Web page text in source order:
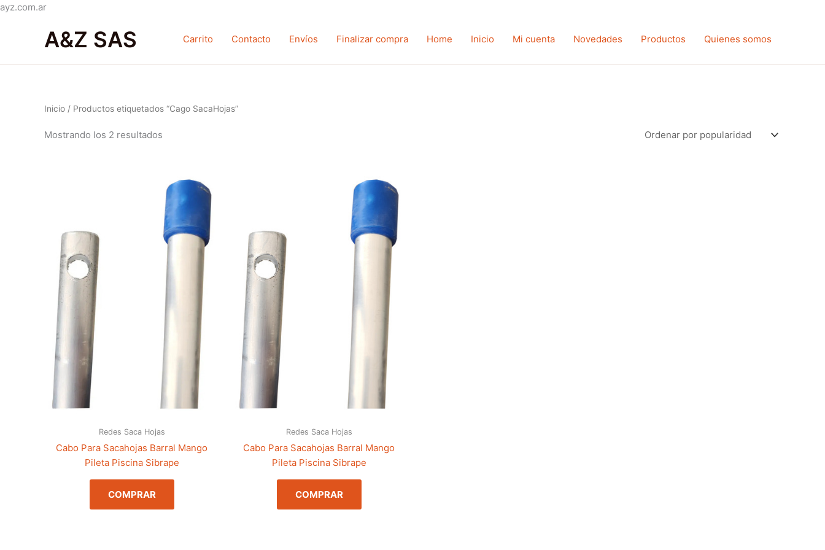
ayz.com.arIr
contenido
A&Z SAS Carrito Contacto Envíos Finalizar compra Home Inicio Mi cuenta Novedades Productos Quienes somos
Inicio / Productos etiquetados “Cago SacaHojas”
Mostrando los 2 resultados
popularidad
Redes Saca Hojas
Cabo Para Sacahojas Barral Mango
Pileta Piscina Sibrape
COMPRAR
Redes Saca Hojas
Cabo Para Sacahojas Barral Mango
Pileta Piscina Sibrape
COMPRAR